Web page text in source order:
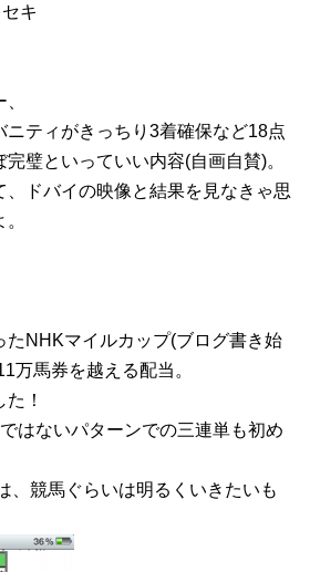
キ
ニティがきっちり3着確保など18点
璧といっていい内容(自画自賛)。
、ドバイの映像と結果を見なきゃ思
たNHKマイルカップ(ブログ書き始
万馬券を越える配当。
！
はないパターンでの三連単も初め
、競馬ぐらいは明るくいきたいも